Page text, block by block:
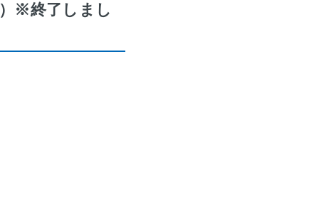
※終了しまし